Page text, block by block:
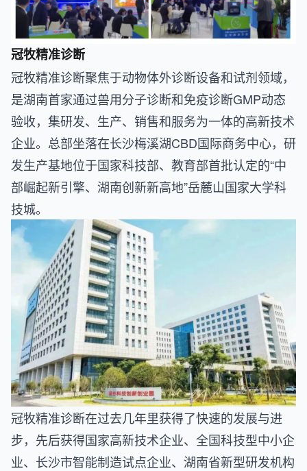
冠牧精准诊断
冠牧精准诊断聚焦于动物体外诊断设备和试剂领域，
是湖南首家通过兽用分子诊断和免疫诊断GMP动态
验收，集研发、生产、销售和服务为一体的高新技术
企业。总部坐落在长沙梅溪湖CBD国际商务中心，研
发生产基地位于国家科技部、教育部首批认定的“中
部崛起新引擎、湖南创新新高地”岳麓山国家大学科
技城。
冠牧精准诊断在过去几年里获得了快速的发展与进
步，先后获得国家高新技术企业、全国科技型中小企
业、长沙市智能制造试点企业、湖南省新型研发机构